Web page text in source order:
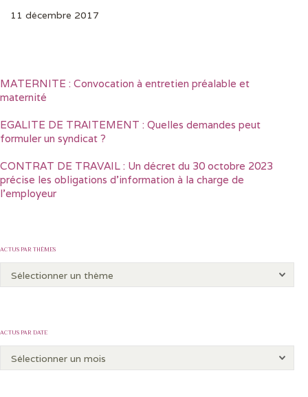
11 décembre 2017
MATERNITE : Convocation à entretien préalable et
maternité
EGALITE DE TRAITEMENT : Quelles demandes peut
formuler un syndicat ?
CONTRAT DE TRAVAIL : Un décret du 30 octobre 2023
précise les obligations d’information à la charge de
l’employeur
ACTUS PAR THÈMES
ACTUS PAR DATE